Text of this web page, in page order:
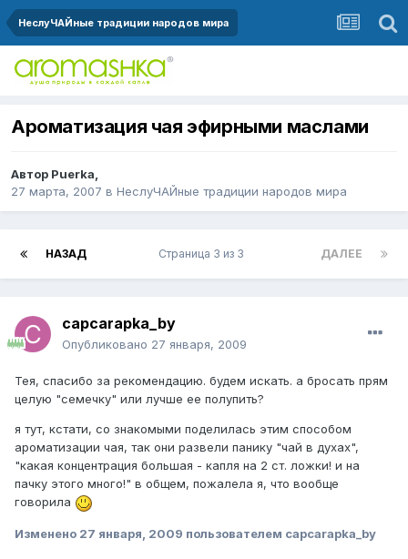
НеслуЧАЙные традиции народов мира
Ароматизация чая эфирными маслами
Автор Puerka,
27 марта, 2007 в НеслуЧАЙные традиции народов мира
НАЗАД ДАЛЕЕ
Страница 3 из 3
capcarapka_by
Опубликовано 27 января, 2009
Тея, спасибо за рекомендацию. будем искать. а бросать прям
целую "семечку" или лучше ее полупить?
я тут, кстати, со знакомыми поделилась этим способом
ароматизации чая, так они развели панику "чай в духах",
"какая концентрация большая - капля на 2 ст. ложки! и на
пачку этого много!" в общем, пожалела я, что вообще
говорила
Изменено 27 января, 2009 пользователем capcarapka_by